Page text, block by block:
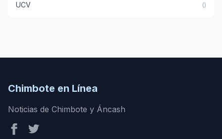
UCV ()
Chimbote en Línea
Noticias de Chimbote y Áncash